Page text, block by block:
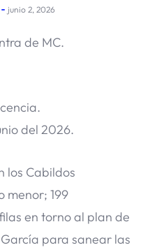
junio 2, 2026
de MC.
del 2026.
los Cabildos
menor; 199
en torno al plan de
para sanear las